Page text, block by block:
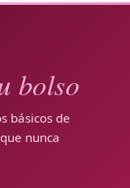
bolso
básicos de
nunca